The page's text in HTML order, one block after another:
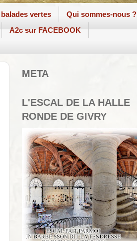
vertes
Qui sommes-nous ?
A2c sur FACEBOOK
META
L'ESCAL DE LA HALLE
RONDE DE GIVRY